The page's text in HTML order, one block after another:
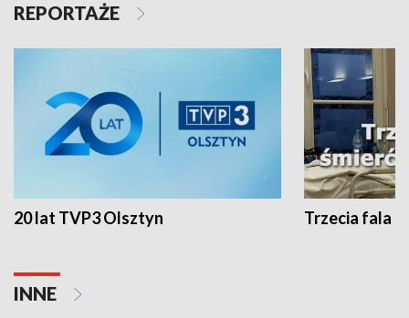
REPORTAŻE
20 lat TVP3 Olsztyn Trzecia fala -
INNE